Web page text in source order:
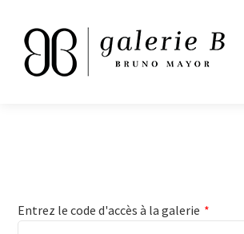
Entrez le code d'accès à la galerie *